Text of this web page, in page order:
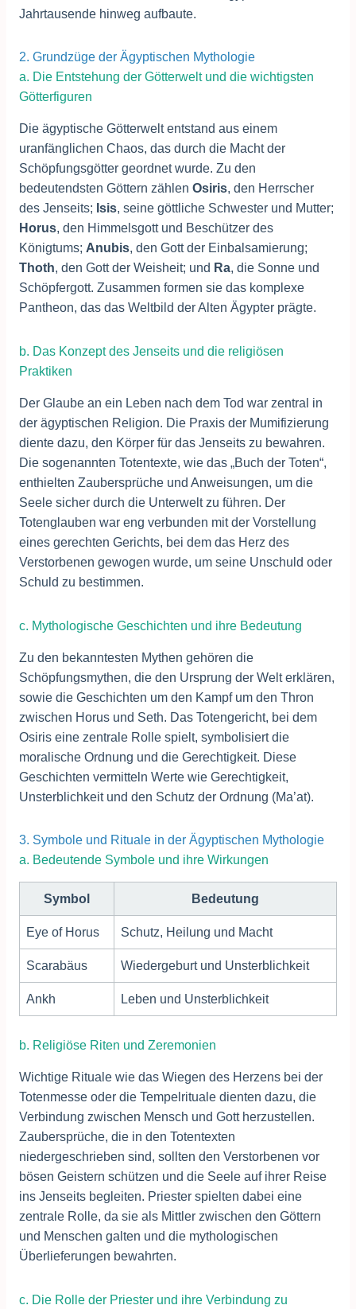
Jahrtausende hinweg aufbaute.
2. Grundzüge der Ägyptischen Mythologie
a. Die Entstehung der Götterwelt und die wichtigsten
Götterfiguren
Die ägyptische Götterwelt entstand aus einem
uranfänglichen Chaos, das durch die Macht der
Schöpfungsgötter geordnet wurde. Zu den
bedeutendsten Göttern zählen Osiris, den Herrscher
des Jenseits; Isis, seine göttliche Schwester und Mutter;
Horus, den Himmelsgott und Beschützer des
Königtums; Anubis, den Gott der Einbalsamierung;
Thoth, den Gott der Weisheit; und Ra, die Sonne und
Schöpfergott. Zusammen formen sie das komplexe
Pantheon, das das Weltbild der Alten Ägypter prägte.
b. Das Konzept des Jenseits und die religiösen
Praktiken
Der Glaube an ein Leben nach dem Tod war zentral in
der ägyptischen Religion. Die Praxis der Mumifizierung
diente dazu, den Körper für das Jenseits zu bewahren.
Die sogenannten Totentexte, wie das „Buch der Toten“,
enthielten Zaubersprüche und Anweisungen, um die
Seele sicher durch die Unterwelt zu führen. Der
Totenglauben war eng verbunden mit der Vorstellung
eines gerechten Gerichts, bei dem das Herz des
Verstorbenen gewogen wurde, um seine Unschuld oder
Schuld zu bestimmen.
c. Mythologische Geschichten und ihre Bedeutung
Zu den bekanntesten Mythen gehören die
Schöpfungsmythen, die den Ursprung der Welt erklären,
sowie die Geschichten um den Kampf um den Thron
zwischen Horus und Seth. Das Totengericht, bei dem
Osiris eine zentrale Rolle spielt, symbolisiert die
moralische Ordnung und die Gerechtigkeit. Diese
Geschichten vermitteln Werte wie Gerechtigkeit,
Unsterblichkeit und den Schutz der Ordnung (Ma’at).
3. Symbole und Rituale in der Ägyptischen Mythologie
a. Bedeutende Symbole und ihre Wirkungen
Symbol Bedeutung
Eye of Horus Schutz, Heilung und Macht
Scarabäus Wiedergeburt und Unsterblichkeit
Ankh Leben und Unsterblichkeit
b. Religiöse Riten und Zeremonien
Wichtige Rituale wie das Wiegen des Herzens bei der
Totenmesse oder die Tempelrituale dienten dazu, die
Verbindung zwischen Mensch und Gott herzustellen.
Zaubersprüche, die in den Totentexten
niedergeschrieben sind, sollten den Verstorbenen vor
bösen Geistern schützen und die Seele auf ihrer Reise
ins Jenseits begleiten. Priester spielten dabei eine
zentrale Rolle, da sie als Mittler zwischen den Göttern
und Menschen galten und die mythologischen
Überlieferungen bewahrten.
c. Die Rolle der Priester und ihre Verbindung zu